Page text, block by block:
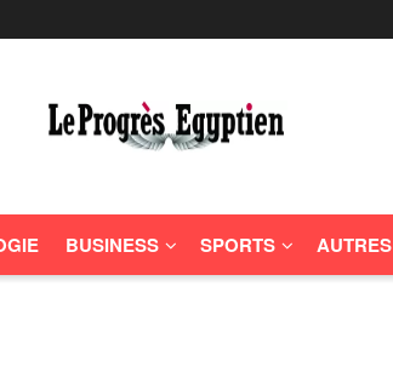
BUSINESS SPORTS AUTRES